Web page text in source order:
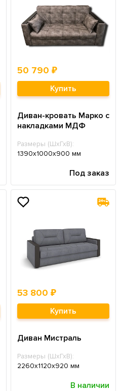
50 790 ₽
Купить
Диван-кровать Марко с
накладками МДФ
Размеры (ШхГхВ):
1390х1000х900 мм
Под заказ
53 800 ₽
Купить
Диван Мистраль
Размеры (ШхГхВ):
2260х1120х920 мм
В наличии